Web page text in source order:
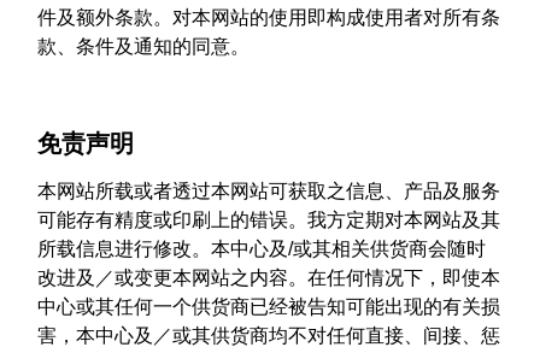
件及额外条款。对本网站的使用即构成使用者对所有条
款、条件及通知的同意。
免责声明
本网站所载或者透过本网站可获取之信息、产品及服务
可能存有精度或印刷上的错误。我方定期对本网站及其
所载信息进行修改。本中心及/或其相关供货商会随时
改进及／或变更本网站之内容。在任何情况下，即使本
中心或其任何一个供货商已经被告知可能出现的有关损
害，本中心及／或其供货商均不对任何直接、间接、惩